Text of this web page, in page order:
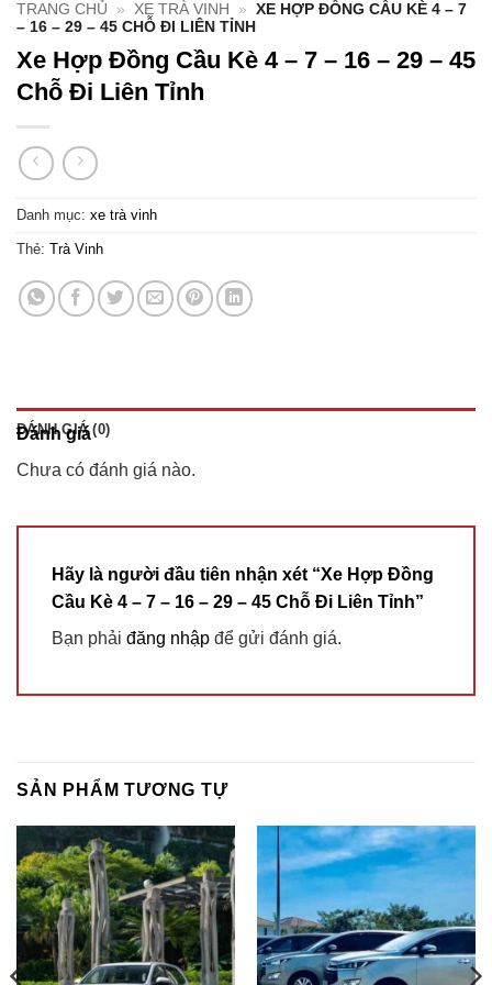
TRANG CHỦ » XE TRÀ VINH »
XE HỢP ĐỒNG CẦU KÈ 4 – 7
– 16 – 29 – 45 CHỖ ĐI LIÊN TỈNH
Xe Hợp Đồng Cầu Kè 4 – 7 – 16 – 29 – 45
Chỗ Đi Liên Tỉnh
Danh mục: xe trà vinh
Thẻ: Trà Vinh
ĐÁNH GIÁ (0)
Đánh giá
Chưa có đánh giá nào.
Hãy là người đầu tiên nhận xét “Xe Hợp Đồng
Cầu Kè 4 – 7 – 16 – 29 – 45 Chỗ Đi Liên Tỉnh”
Bạn phải đăng nhập để gửi đánh giá.
SẢN PHẨM TƯƠNG TỰ